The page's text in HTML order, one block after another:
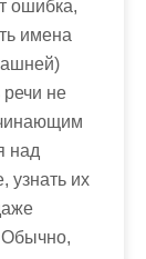
ошибка,
имена
речи не
над
узнать их
Обычно,